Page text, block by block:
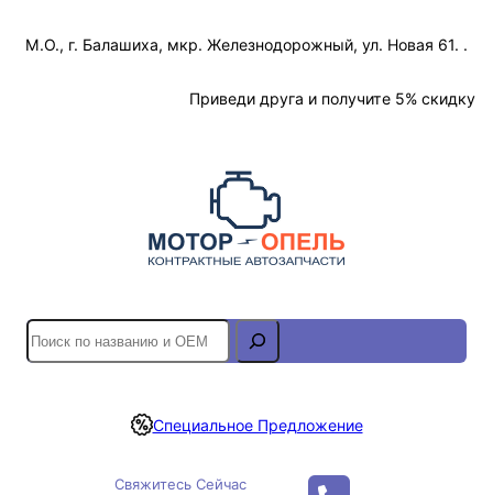
М.О., г. Балашиха, мкр. Железнодорожный, ул. Новая 61. .
Приведи друга и получите 5% скидку
S
e
r
Специальное Предложение
Свяжитесь Сейчас